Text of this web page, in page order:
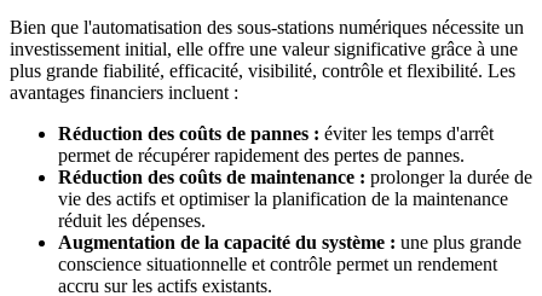
Bien que l'automatisation des sous-stations numériques nécessite un
investissement initial, elle offre une valeur significative grâce à une
plus grande fiabilité, efficacité, visibilité, contrôle et flexibilité. Les
avantages financiers incluent :
Réduction des coûts de pannes : éviter les temps d'arrêt
permet de récupérer rapidement des pertes de pannes.
Réduction des coûts de maintenance : prolonger la durée de
vie des actifs et optimiser la planification de la maintenance
réduit les dépenses.
Augmentation de la capacité du système : une plus grande
conscience situationnelle et contrôle permet un rendement
accru sur les actifs existants.